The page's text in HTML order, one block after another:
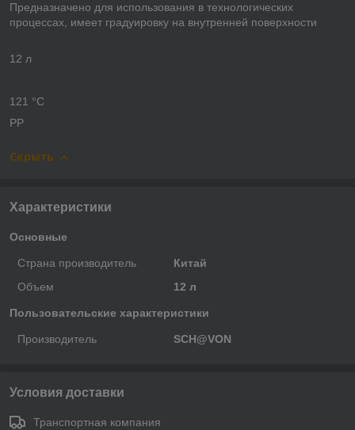
Предназначено для использования в технологических
процессах, имеет градуировку на внутренней поверхности
12 л
121 °С
PP
Скрыть
Характеристики
Основные
Страна производитель
Китай
Объем
12 л
Пользовательские характеристики
Производитель SCH@VON
Условия доставки
Транспортная компания